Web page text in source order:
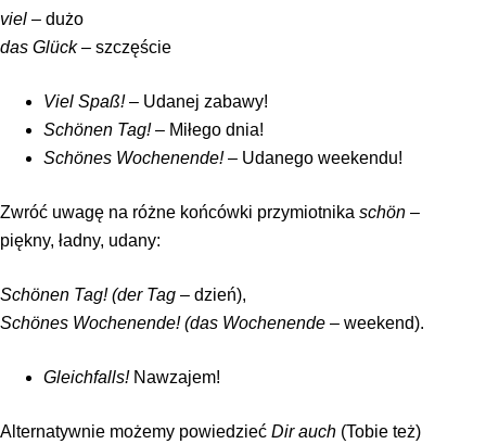
viel – dużo
das Glück– szczęście
Viel Spaß!– Udanej zabawy!
Schönen Tag!– Miłego dnia!
Schönes Wochenende!– Udanego weekendu!
Zwróć uwagę na różne końcówki przymiotnika schön –
piękny, ładny, udany:
Schönen Tag! (der Tag – dzień),
Schönes Wochenende! (das Wochenende – weekend).
Gleichfalls! Nawzajem!
Alternatywnie możemy powiedzieć Dir auch (Tobie też)